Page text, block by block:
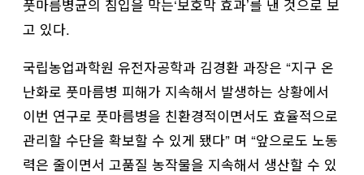
풋마름병균의 침입을 막는‘보호막 효과’를 낸 것으로 보
고 있다.
국립농업과학원 유전자공학과 김경환 과장은 “지구 온
난화로 풋마름병 피해가 지속해서 발생하는 상황에서
이번 연구로 풋마름병을 친환경적이면서도 효율적으로
관리할 수단을 확보할 수 있게 됐다” 며 “앞으로도 노동
력은 줄이면서 고품질 농작물을 지속해서 생산할 수 있